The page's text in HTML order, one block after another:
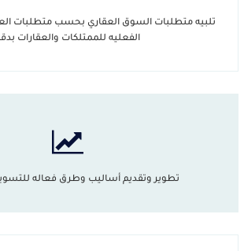
تلبيه متطلبات السوق العقاري بحسب متطلبات
الفعليه للممتلكات والعقارات
تطوير وتقديم أساليب وطرق فعاله